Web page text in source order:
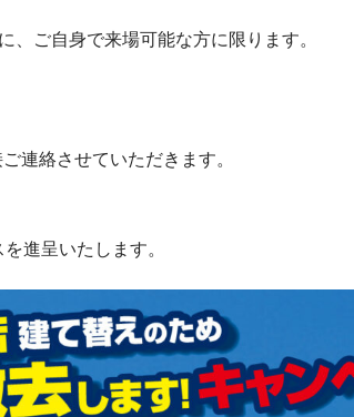
ご自身で来場可能な方に限ります。
連絡させていただきます。
進呈いたします。